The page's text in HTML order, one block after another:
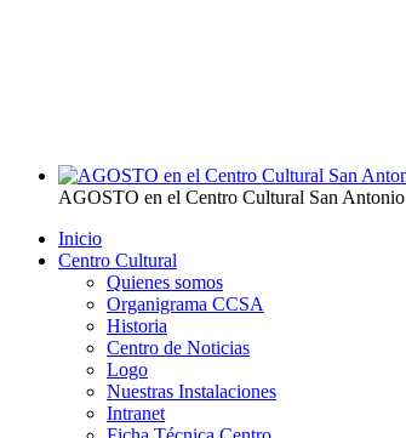
AGOSTO en el Centro Cultural San Antonio
Inicio
Centro Cultural
Quienes somos
Organigrama CCSA
Historia
Centro de Noticias
Logo
Nuestras Instalaciones
Intranet